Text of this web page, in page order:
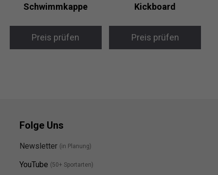
Schwimmkappe
Preis prüfen
Kickboard
Preis prüfen
Folge Uns
Newsletter (in Planung)
YouTube (50+ Sportarten)